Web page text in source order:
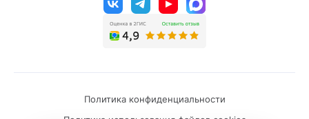
Политика конфиденциальности